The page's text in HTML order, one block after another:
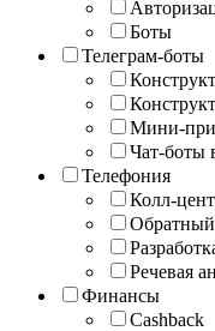
Боты
Телеграм-боты
Мини-
Чат-боты
Телефония
Колл-
Речевая
Финансы
Cashback